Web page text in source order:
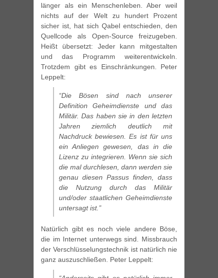
länger als ein Menschenleben. Aber weil
nichts auf der Welt zu hundert Prozent
sicher ist, hat sich Qabel entschieden, den
Quellcode als Open-Source freizugeben.
Heißt übersetzt: Jeder kann mitgestalten
und das Programm weiterentwickeln.
Trotzdem gibt es Einschränkungen. Peter
Leppelt:
“Die Bösen sind nach unserer
Definition Geheimdienste und das
Militär. Das haben sie in den letzten
Jahren ziemlich deutlich mit
Nachdruck bewiesen. Es ist für uns
ein Anliegen gewesen, das in die
Lizenz zu integrieren. Wenn sie sich
die mal durchlesen, dann werden sie
genau diesen Passus finden, dass
die Nutzung durch das Militär
und/oder staatlichen Geheimdienste
untersagt ist.”
Natürlich gibt es noch viele andere Böse,
die im Internet unterwegs sind. Missbrauch
der Verschlüsselungstechnik ist natürlich nie
ganz auszuschließen. Peter Leppelt: